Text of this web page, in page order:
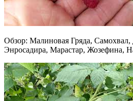
Обзор: Малиновая Гряда,
Энросадира, Марастар, Жозефина,